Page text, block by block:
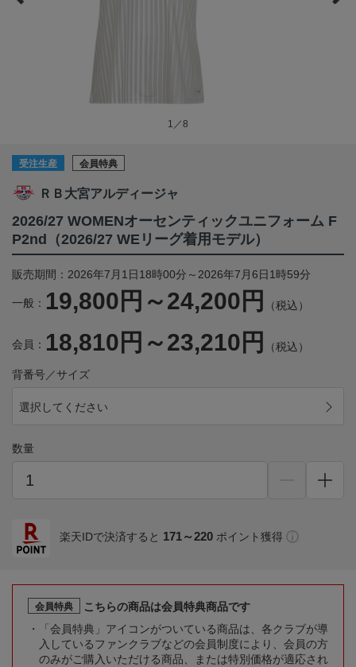
1／8
受注生産 会員特典
ＲＢ大宮アルディージャ
2026/27 WOMENオーセンティックユニフォーム F
P2nd（2026/27 WEリーグ着用モデル）
販売期間：2026年7月1日18時00分～2026年7月6日1時59分
一般： 19,800円～24,200円 （税込）
会員： 18,810円～23,210円 （税込）
背番号／サイズ
選択してください
数量
楽天IDで決済すると 171～220 ポイント獲得
会員特典
こちらの商品は会員特典商品です
「会員特典」アイコンがついている商品は、各クラブが導
入しているファンクラブなどの会員制度により、会員の方
のみがご購入いただける商品、または特別価格が適応され